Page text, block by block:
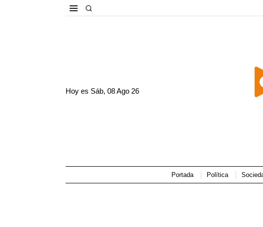
Hoy es Sáb, 08 Ago 26
Portada Política